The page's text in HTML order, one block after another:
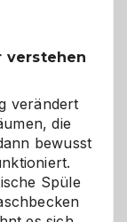
verstehen
verändert
die
bewusst
Spüle